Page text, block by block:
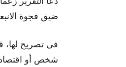
ضيق فجوة
في تصريح لها،
شخص أو اقتصاد